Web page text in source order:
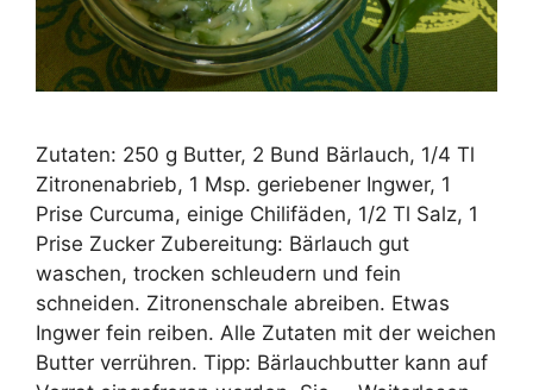
Zutaten: 250 g Butter, 2 Bund Bärlauch, 1/4 Tl
Zitronenabrieb, 1 Msp. geriebener Ingwer, 1
Prise Curcuma, einige Chilifäden, 1/2 Tl Salz, 1
Prise Zucker Zubereitung: Bärlauch gut
waschen, trocken schleudern und fein
schneiden. Zitronenschale abreiben. Etwas
Ingwer fein reiben. Alle Zutaten mit der weichen
Butter verrühren. Tipp: Bärlauchbutter kann auf